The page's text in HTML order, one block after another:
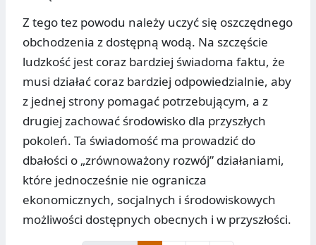
Z tego tez powodu należy uczyć się oszczędnego
obchodzenia z dostępną wodą. Na szczęście
ludzkość jest coraz bardziej świadoma faktu, że
musi działać coraz bardziej odpowiedzialnie, aby
z jednej strony pomagać potrzebującym, a z
drugiej zachować środowisko dla przyszłych
pokoleń. Ta świadomość ma prowadzić do
dbałości o „zrównoważony rozwój” działaniami,
które jednocześnie nie ogranicza
ekonomicznych, socjalnych i środowiskowych
możliwości dostępnych obecnych i w przyszłości.